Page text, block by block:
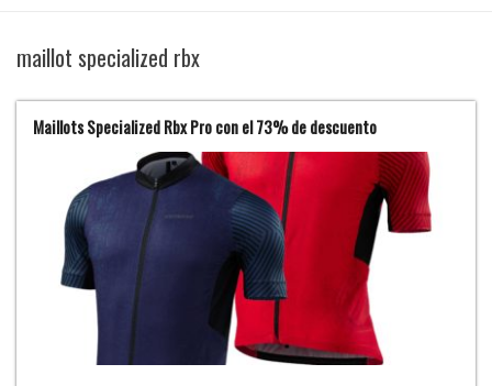
maillot specialized rbx
Maillots Specialized Rbx Pro con el 73% de descuento